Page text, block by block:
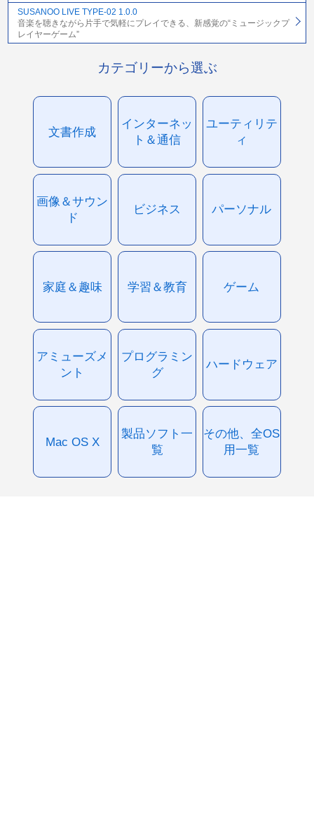
SUSANOO LIVE TYPE-02 1.0.0
音楽を聴きながら片手で気軽にプレイできる、新感覚の“ミュージックプ
レイヤーゲーム”
カテゴリーから選ぶ
文書作成
インターネッ
ト＆通信
ユーティリテ
ィ
画像＆サウン
ド
ビジネス パーソナル
家庭＆趣味 学習＆教育 ゲーム
アミューズメ
ント
プログラミン
グ
ハードウェア
Mac OS X
製品ソフト一
覧
その他、全OS
用一覧